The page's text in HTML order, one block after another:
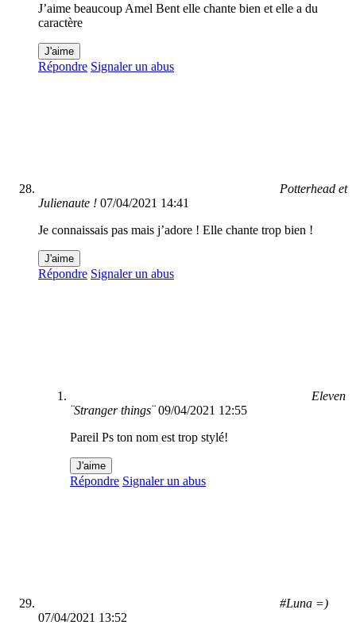
J’aime beaucoup Amel Bent elle chante bien et elle a du
caractère
J'aime
Répondre Signaler un abus
Potterhead et
Julienaute ! 07/04/2021 14:41
Je connaissais pas mais j’adore ! Elle chante trop bien !
J'aime
Répondre Signaler un abus
Eleven
¨Stranger things¨ 09/04/2021 12:55
Pareil Ps ton nom est trop stylé!
J'aime
Répondre Signaler un abus
#Luna =)
07/04/2021 13:52